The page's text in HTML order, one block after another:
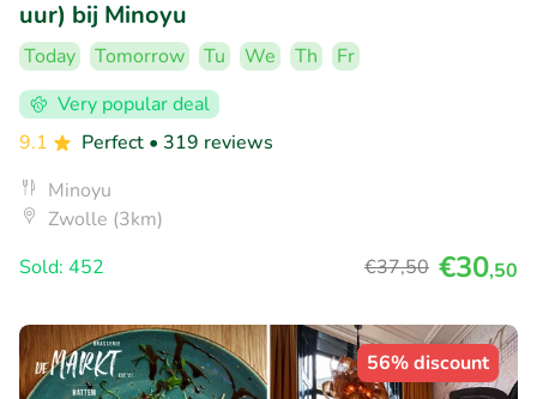
uur) bij Minoyu
Today Tomorrow Tu We Th
Fr
Very popular deal
9.1
Perfect • 319 reviews
Minoyu
Zwolle (3km)
Sold: 452
€37,50 €30,50
56% discount